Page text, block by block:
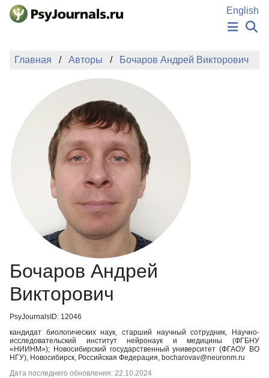
Перейти к основному содержанию
English
НОВОСТИ
АВТОРЫ
ПОДАТЬ РУКОПИСЬ
БАЗА ЗНАНИЙ
КЛЮЧЕВЫЕ СЛОВА
Регистрация
Главная Авторы Бочаров Андрей Викторович
Бочаров Андрей
Викторович
PsyJournalsID: 12046
кандидат биологических наук, старший научный сотрудник, Научно-
исследовательский институт нейронаук и медицины (ФГБНУ
«НИИНМ»); Новосибирский государственный университет (ФГАОУ ВО
НГУ), Новосибирск, Российская Федерация, bocharovav@neuronm.ru
Дата последнего обновления: 22.10.2024